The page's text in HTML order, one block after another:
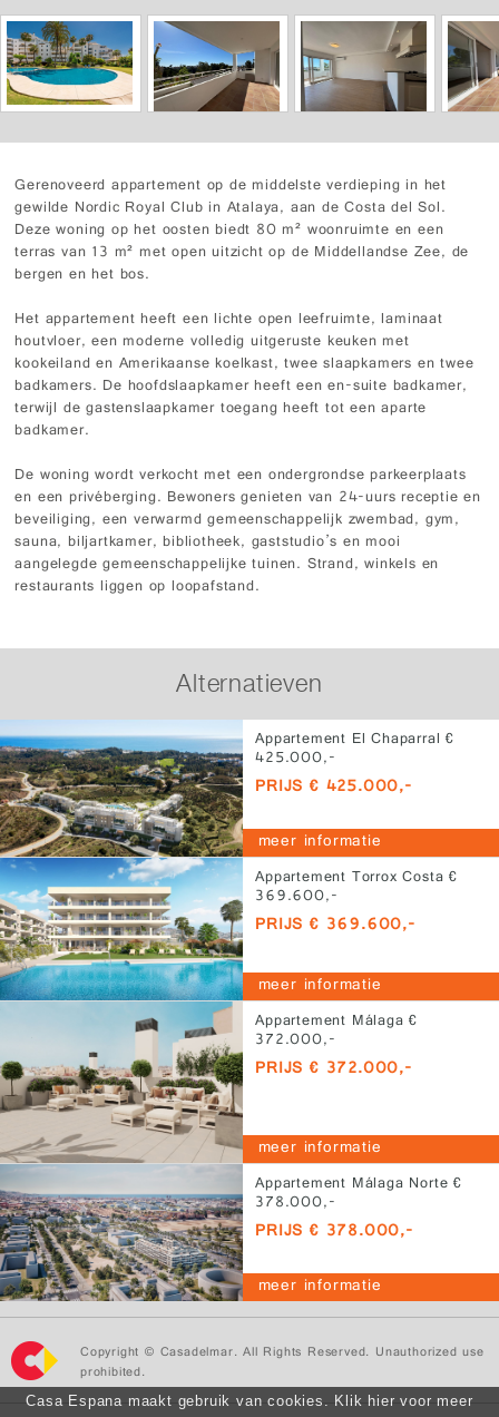
Gerenoveerd appartement op de middelste verdieping in het
gewilde Nordic Royal Club in Atalaya, aan de Costa del Sol.
Deze woning op het oosten biedt 80 m² woonruimte en een
terras van 13 m² met open uitzicht op de Middellandse Zee, de
bergen en het bos.
Het appartement heeft een lichte open leefruimte, laminaat
houtvloer, een moderne volledig uitgeruste keuken met
kookeiland en Amerikaanse koelkast, twee slaapkamers en twee
badkamers. De hoofdslaapkamer heeft een en-suite badkamer,
terwijl de gastenslaapkamer toegang heeft tot een aparte
badkamer.
De woning wordt verkocht met een ondergrondse parkeerplaats
en een privéberging. Bewoners genieten van 24-uurs receptie en
beveiliging, een verwarmd gemeenschappelijk zwembad, gym,
sauna, biljartkamer, bibliotheek, gaststudio’s en mooi
aangelegde gemeenschappelijke tuinen. Strand, winkels en
restaurants liggen op loopafstand.
Alternatieven
Appartement El Chaparral €
425.000,-
PRIJS € 425.000,-
meer informatie
Appartement Torrox Costa €
369.600,-
PRIJS € 369.600,-
meer informatie
Appartement Málaga €
372.000,-
PRIJS € 372.000,-
meer informatie
Appartement Málaga Norte €
378.000,-
PRIJS € 378.000,-
meer informatie
Copyright © Casadelmar. All Rights Reserved. Unauthorized use
prohibited.
Casa Espana maakt gebruik van cookies. Klik hier voor meer